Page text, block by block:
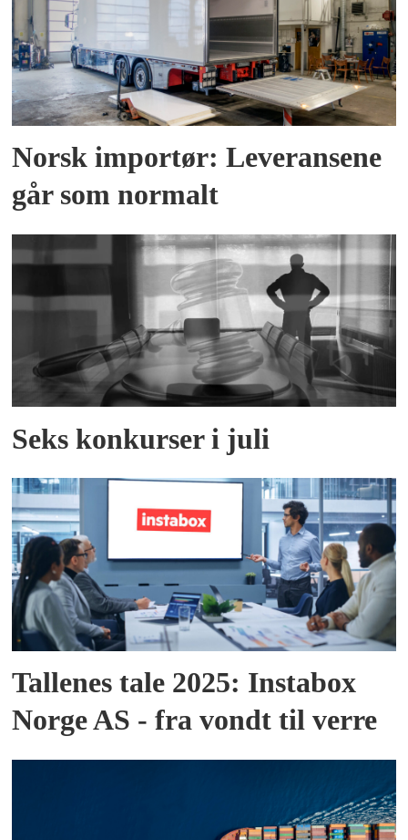
Norsk importør: Leveransene
går som normalt
Seks konkurser i juli
Tallenes tale 2025: Instabox
Norge AS - fra vondt til verre